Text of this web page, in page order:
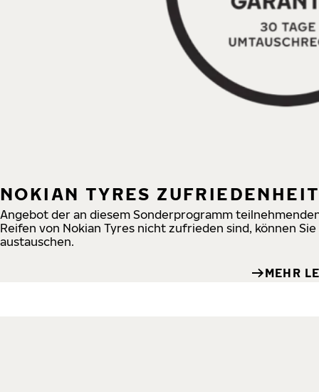
NOKIAN TYRES
Angebot der an diesem Sonderprogramm
Reifen von Nokian Tyres nicht zufrieden sind, können
austauschen.
MEHR